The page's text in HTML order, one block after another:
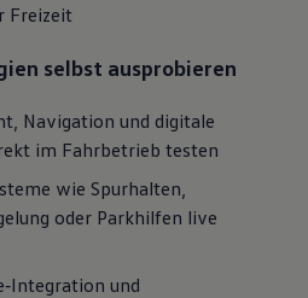
Freizeit
selbst ausprobieren
Navigation und digitale
im Fahrbetrieb testen
wie Spurhalten,
oder Parkhilfen live
und